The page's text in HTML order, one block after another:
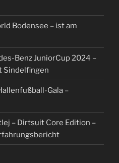
Bodensee – ist am
Benz JuniorCup 2024 –
Sindelfingen
Gala –
– Dirtsuit Core Edition –